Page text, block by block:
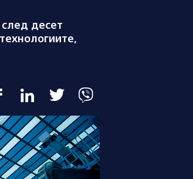
десет